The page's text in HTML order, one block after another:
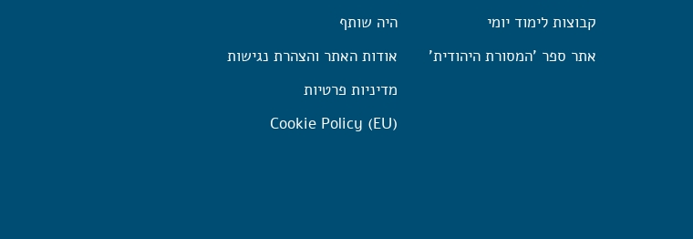
קבוצות לימוד יומי
אתר ספר 'המסורת היהודית'
היה שותף
אודות האתר והצהרת נגישות
מדיניות פרטיות
Cookie Policy (EU)